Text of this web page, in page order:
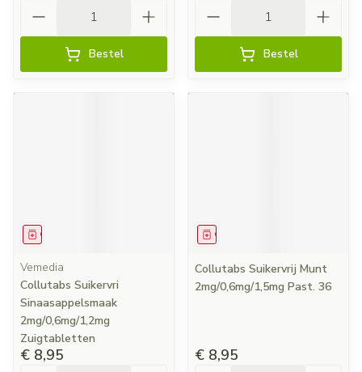
Bestel Bestel
Geneesmiddel
Vemedia
Collutabs Suikervri
Sinaasappelsmaak
2mg/0,6mg/1,2mg
Zuigtabletten
€ 8,95
Geneesmiddel
Collutabs Suikervrij Munt
2mg/0,6mg/1,5mg Past. 36
€ 8,95